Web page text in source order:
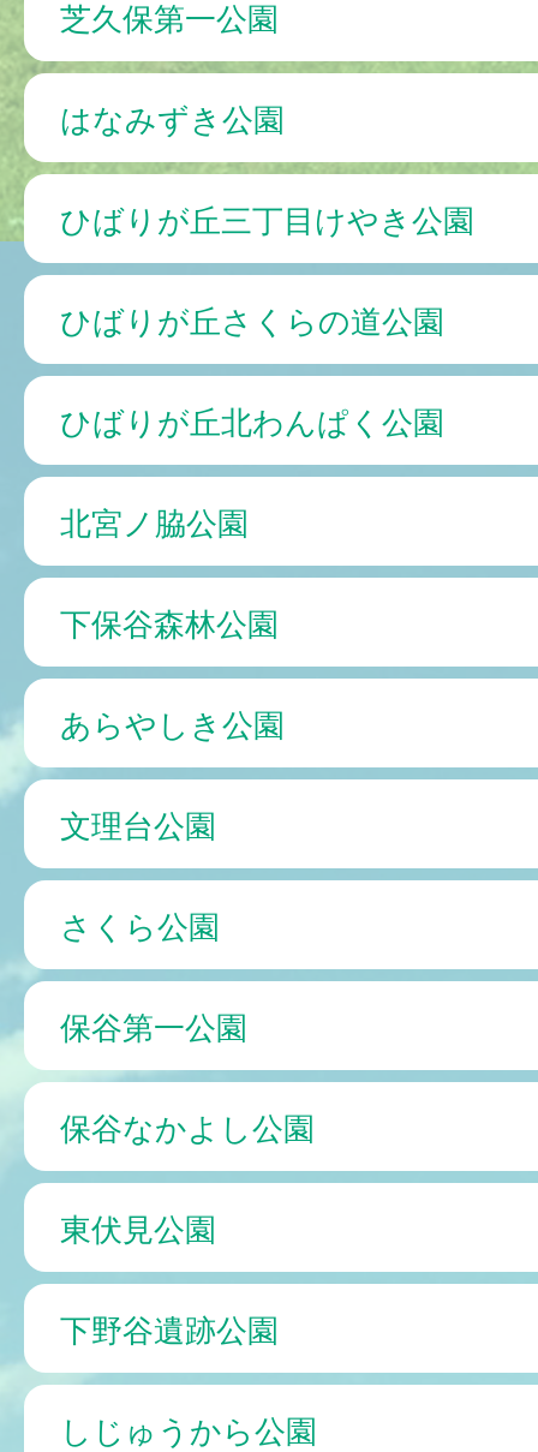
芝久保第一公園
はなみずき公園
ひばりが丘三丁目けやき公園
ひばりが丘さくらの道公園
ひばりが丘北わんぱく公園
北宮ノ脇公園
下保谷森林公園
あらやしき公園
文理台公園
さくら公園
保谷第一公園
保谷なかよし公園
東伏見公園
下野谷遺跡公園
しじゅうから公園